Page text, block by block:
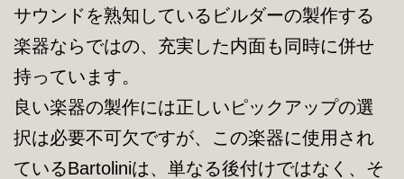
サウンドを熟知しているビルダーの製作する
楽器ならではの、充実した内面も同時に併せ
持っています。
良い楽器の製作には正しいピックアップの選
択は必要不可欠ですが、この楽器に使用され
ているBartoliniは、単なる後付けではなく、そ